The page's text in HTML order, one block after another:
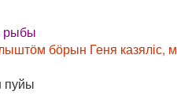
рыбы
бӧрын Геня казяліс,
пуйы